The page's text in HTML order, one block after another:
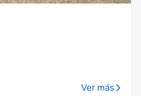
Ver más